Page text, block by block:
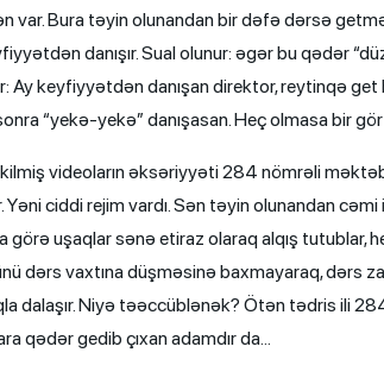
var. Bura təyin olunandan bir dəfə dərsə
danışır. Sual olunur: əgər bu qədər
Ay keyfiyyətdən danışan direktor, reytinqə
“yekə-yekə” danışasan. Heç olmasa bir gör
videoların əksəriyyəti 284 nömrəli
ciddi rejim vardı. Sən təyin olunandan
görə uşaqlar sənə etiraz olaraq alqış tutublar,
dərs vaxtına düşməsinə baxmayaraq, dərs
dalaşır. Niyə təəccüblənək? Ötən tədris ili
qədər gedib çıxan adamdır da…